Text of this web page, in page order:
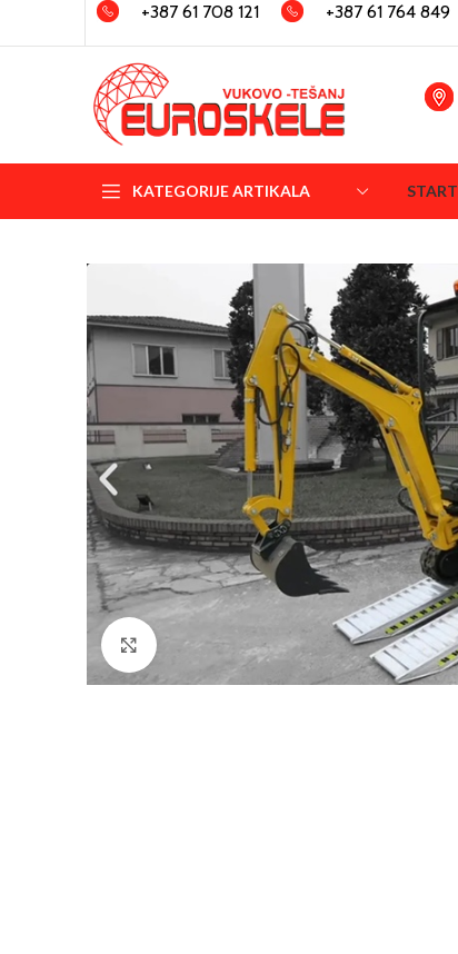
+387 61 708 121 +387 61 764 849
KATEGORIJE ARTIKALA START
Click to enlarge